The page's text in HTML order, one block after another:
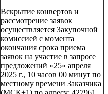
Вскрытие конвертов и
рассмотрение заявок
осуществляется Закупочной
комиссией с момента
окончания срока приема
заявок на участие в запросе
предложений «25» апреля
2025 г., 10 часов 00 минут по
местному времени Заказчика